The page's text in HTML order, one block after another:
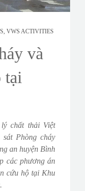
VWS ACTIVITIES
và
tại
chất thải Việt
Phòng cháy
an huyện Bình
các phương án
cứu hộ tại Khu